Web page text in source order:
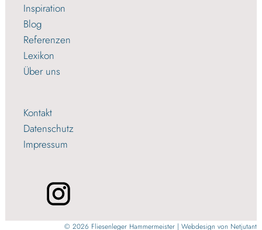
Inspiration
Blog
Referenzen
Lexikon
Über uns
Kontakt
Datenschutz
Impressum
© 2026 Fliesenleger Hammermeister | Webdesign von Netjutant